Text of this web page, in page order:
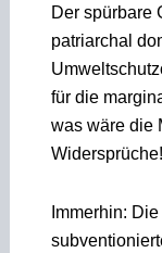
Der spürbare
patriarchal
für die
was wäre die
Widersprüche!
Immerhin: